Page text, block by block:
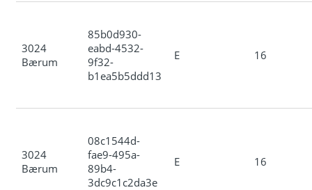
3024
Bærum
85b0d930-
eabd-4532-
9f32-
b1ea5b5ddd13
E 16
3024
Bærum
08c1544d-
fae9-495a-
89b4-
3dc9c1c2da3e
E 16